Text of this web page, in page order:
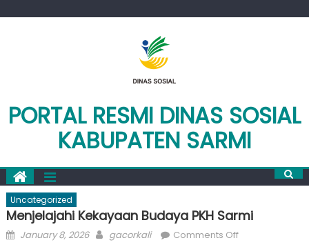
PORTAL RESMI DINAS SOSIAL
KABUPATEN SARMI
Uncategorized
Menjelajahi Kekayaan Budaya PKH Sarmi
Posted
January 8, 2026 Author
gacorkali Comments Offon